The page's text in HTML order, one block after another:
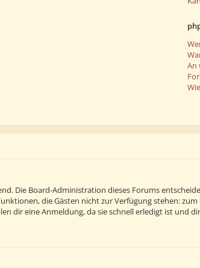
An
Die Board-Administration dieses Forums
die Gästen nicht zur Verfügung stehen:
dir eine Anmeldung, da sie schnell erledigt ist und